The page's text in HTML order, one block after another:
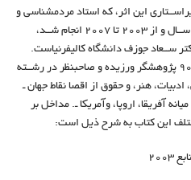
این اثر، که استاد مردمشناسی و
انجام شــد،
ســعاد جوزف دانشگاه کالیفرنیاست.
این دائره المعارف با 1246 مدخل و 907 پژوهشگر ورزیده و صاحبنظر در رشــته
هنر، و حقوق از اقصا نقاط جهان ـ
آفریقا، اروپا، وآمریکا ـ. مداخل بر
این کتاب به شرح ذیل است: